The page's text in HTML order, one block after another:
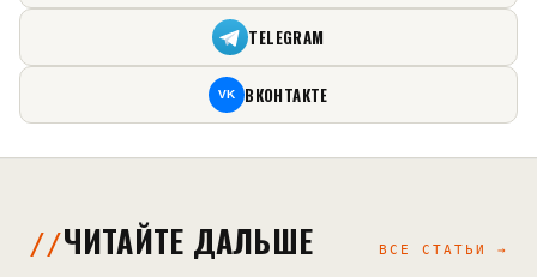
TELEGRAM
VK ВКОНТАКТЕ
ЧИТАЙТЕ ДАЛЬШЕ ВСЕ СТАТЬИ →